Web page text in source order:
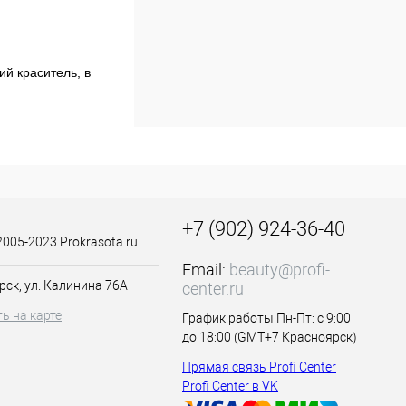
краситель, в
природным
2023 Prokrasota.ru
ул. Калинина 76А
на карте
+7 (902) 924-36-40
Email: beauty@profi-
center.ru
График работы Пн-Пт: с 9:00
до 18:00 (GMT+7 Красноярск)
Прямая связь Profi Center
Profi Center в VK